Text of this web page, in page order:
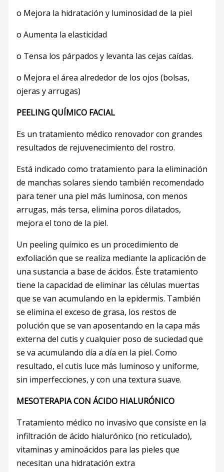
o Mejora la hidratación y luminosidad de la piel
o Aumenta la elasticidad
o Tensa los párpados y levanta las cejas caídas.
o Mejora el área alrededor de los ojos (bolsas,
ojeras y arrugas)
PEELING QUÍMICO FACIAL
Es un tratamiento médico renovador con grandes
resultados de rejuvenecimiento del rostro.
Está indicado como tratamiento para la eliminación
de manchas solares siendo también recomendado
para tener una piel más luminosa, con menos
arrugas, más tersa, elimina poros dilatados,
mejora el tono de la piel.
Un peeling químico es un procedimiento de
exfoliación que se realiza mediante la aplicación de
una sustancia a base de ácidos. Éste tratamiento
tiene la capacidad de eliminar las células muertas
que se van acumulando en la epidermis. También
se elimina el exceso de grasa, los restos de
polución que se van aposentando en la capa más
externa del cutis y cualquier poso de suciedad que
se va acumulando día a día en la piel. Como
resultado, el cutis luce más luminoso y uniforme,
sin imperfecciones, y con una textura suave.
MESOTERAPIA CON ÁCIDO HIALURÓNICO
Tratamiento médico no invasivo que consiste en la
infiltración de ácido hialurónico (no reticulado),
vitaminas y aminoácidos para las pieles que
necesitan una hidratación extra